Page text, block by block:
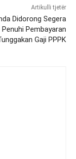
Artikulli tjetër
Didorong Segera
Penuhi Pembayaran
Gaji PPPK